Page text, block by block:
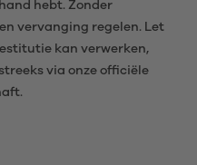
hebt. Zonder
vervanging regelen. Let
kan verwerken,
via onze officiële